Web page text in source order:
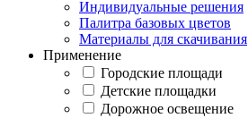
Индивидуальные решения
Палитра базовых цветов
Материалы для скачивания
Применение
Городские площади
Детские площадки
Дорожное освещение